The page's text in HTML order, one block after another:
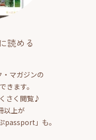
読める
マガジンの
きます。
さく閲覧♪
以上が
passport」も。